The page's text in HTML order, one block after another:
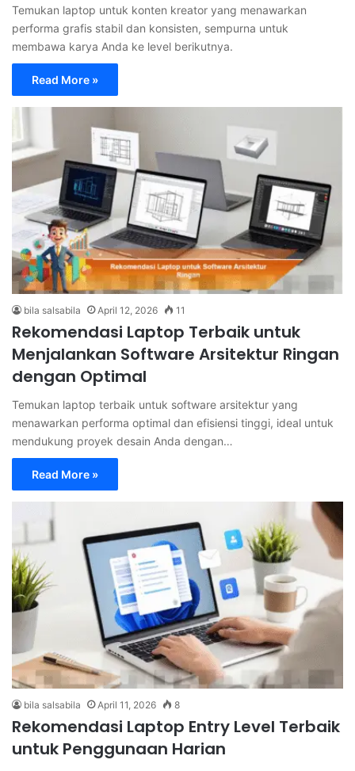
Temukan laptop untuk konten kreator yang menawarkan
performa grafis stabil dan konsisten, sempurna untuk
membawa karya Anda ke level berikutnya.
Read More »
bila salsabila April 12, 2026 11
Rekomendasi Laptop Terbaik untuk
Menjalankan Software Arsitektur Ringan
dengan Optimal
Temukan laptop terbaik untuk software arsitektur yang
menawarkan performa optimal dan efisiensi tinggi, ideal untuk
mendukung proyek desain Anda dengan…
Read More »
bila salsabila April 11, 2026 8
Rekomendasi Laptop Entry Level Terbaik
untuk Penggunaan Harian